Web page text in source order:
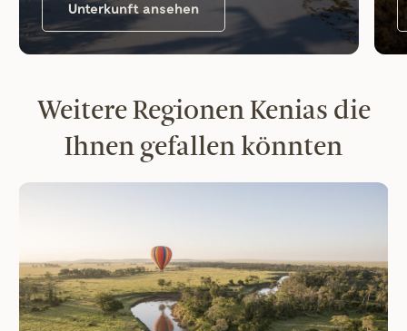
Unterkunft ansehen
Weitere Regionen Kenias die
Ihnen gefallen könnten